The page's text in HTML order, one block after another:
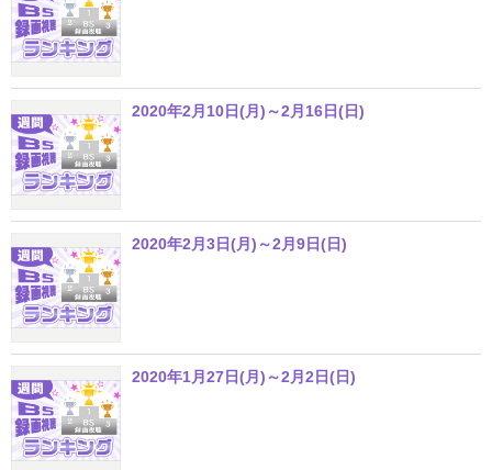
2020年2月10日(月)～2月16日(日)
2020年2月3日(月)～2月9日(日)
2020年1月27日(月)～2月2日(日)